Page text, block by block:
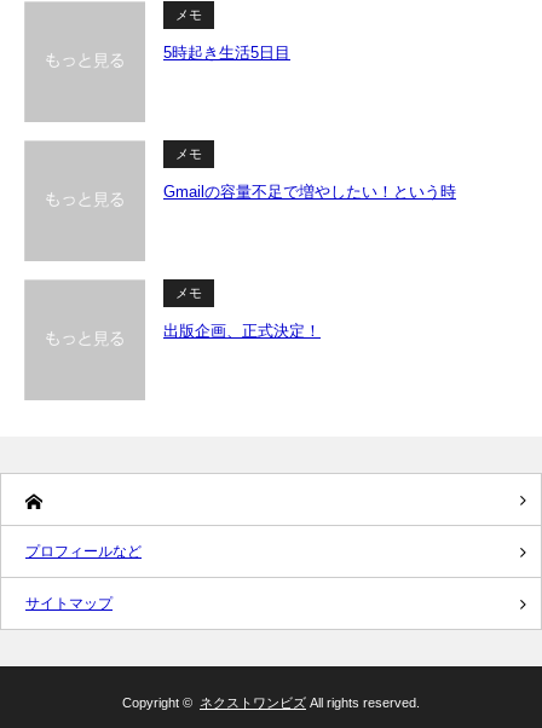
メモ
5時起き生活5日目
メモ
Gmailの容量不足で増やしたい！という時
メモ
出版企画、正式決定！
プロフィールなど
サイトマップ
Copyright © ネクストワンビズ All rights reserved.